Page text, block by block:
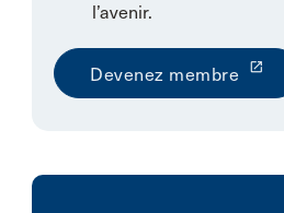
l’avenir.
Devenez membre launch